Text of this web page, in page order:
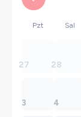
Pzt Sal
27 28
3 4